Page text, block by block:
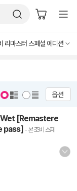
리마스터 스페셜 에디션
옵션
[Remastere
pass] - 본 조비 스페